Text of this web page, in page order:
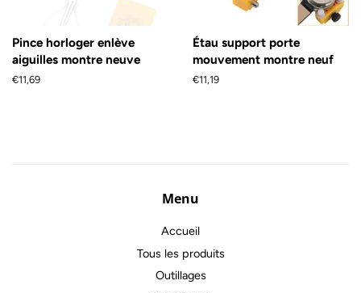
Pince horloger enlève
aiguilles montre neuve
Prix
€11,69
Étau support porte
mouvement montre neuf
Prix
€11,19
Menu
Accueil
Tous les produits
Outillages